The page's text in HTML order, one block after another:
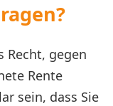
Recht, gegen
Rente
sein, dass Sie